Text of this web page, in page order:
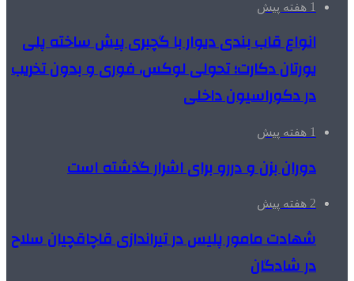
1 هفته پیش
انواع قاب بندی دیوار با گچبری پیش ساخته پلی
یورتان دکارت؛ تحولی لوکس، فوری و بدون تخریب
در دکوراسیون داخلی
1 هفته پیش
دوران بزن و دررو برای اشرار گذشته است
2 هفته پیش
شهادت مامور پلیس در تیراندازی قاچاقچیان سلاح
در شادگان